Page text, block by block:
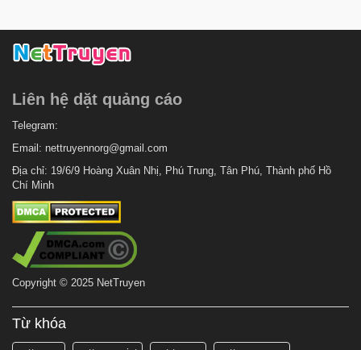
Liên hệ dặt quảng cáo
Telegram:
Email: nettruyennorg@gmail.com
Địa chỉ: 19/6/9 Hoàng Xuân Nhị, Phú Trung, Tân Phú, Thành phố Hồ
Chí Minh
Copyright © 2025 NetTruyen
Từ khóa